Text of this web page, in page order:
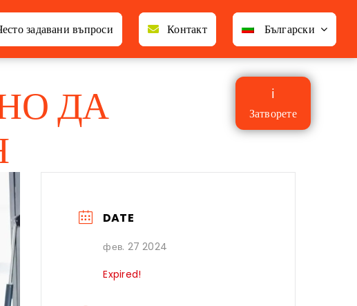
задавани въпроси Контакт Български
ДА
ℹ
Затворете
DATE
фев. 27 2024
Expired!